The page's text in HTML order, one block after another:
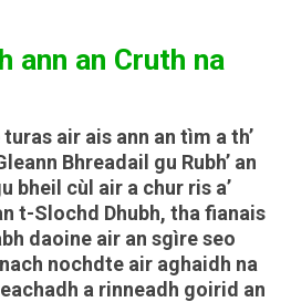
ann an Cruth na
air ais ann an tìm a th’
Bhreadail gu Rubh’ an
bheil cùl air a chur ris a’
t-Slochd Dhubh, tha fianais
daoine air an sgìre seo
nochdte air aghaidh na
a rinneadh goirid an